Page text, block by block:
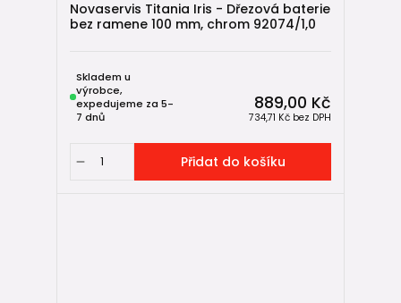
Novaservis Titania Iris - Dřezová baterie
bez ramene 100 mm, chrom 92074/1,0
889,00 Kč
734,71 Kč bez DPH
Skladem u
výrobce,
expedujeme za 5-
7 dnů
Přidat do košíku